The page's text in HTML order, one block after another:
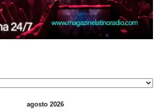
agosto 2026